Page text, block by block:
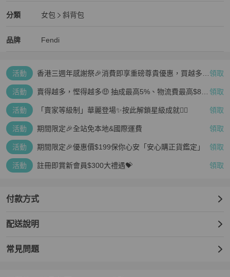
分類
Fendi 分類資訊
女包
斜背包
品牌
Fendi 女包品牌介紹
Fendi
Fendi 推薦清單
活動
香港三週年感謝祭🎉消費即享重磅尊貴優惠，買越多、 領取
活動
賣得越多，慳得越多🤑 抽成最高5%、物流費最高$800 領取
活動 「賣家等級制」華麗登場✨按此解鎖星級成就👆🏻 領取
活動 期間限定🎉全站免本地&國際運費 領取
活動 期間限定🎉優惠價$199保你心安「安心購正貨鑑定」 領取
活動 註冊即賞新會員$300大禮遇💝 領取
付款方式
配送說明
常見問題